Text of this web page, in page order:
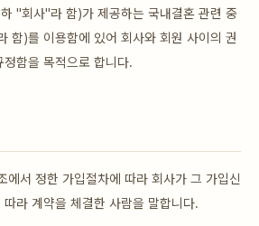
"회사"라 함)가 제공하는 국내결혼 관련 중
함)를 이용함에 있어 회사와 회원 사이의 권
정함을 목적으로 합니다.
서 정한 가입절차에 따라 회사가 그 가입신
라 계약을 체결한 사람을 말합니다.